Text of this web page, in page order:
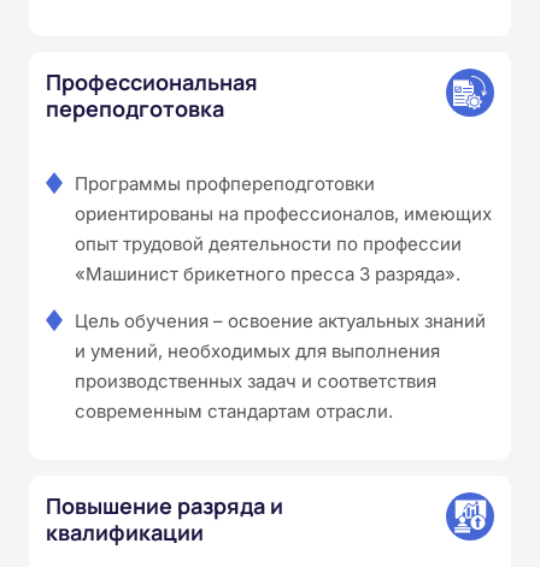
Профессиональная
переподготовка
Программы профпереподготовки
ориентированы на профессионалов, имеющих
опыт трудовой деятельности по профессии
«Машинист брикетного пресса 3 разряда».
Цель обучения – освоение актуальных знаний
и умений, необходимых для выполнения
производственных задач и соответствия
современным стандартам отрасли.
Повышение разряда и
квалификации